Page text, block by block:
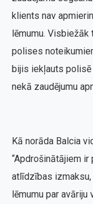
klients nav
lēmumu. Visbiežāk
polises
bijis iekļauts polisē
nekā zaudējumu
Kā norāda Balcia
“Apdrošinātājiem
atlīdzības
lēmumu par avāriju